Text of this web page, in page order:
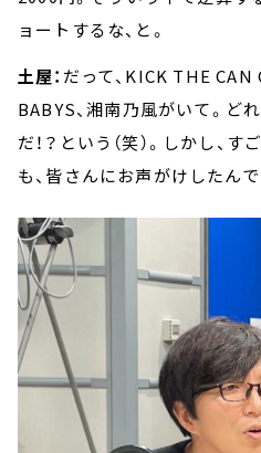
ョートするな、と。
土屋： だって、KICK THE
BABYS、湘南乃風がいて。ど
だ！？という（笑）。しかし、
も、皆さんにお声がけしたんで